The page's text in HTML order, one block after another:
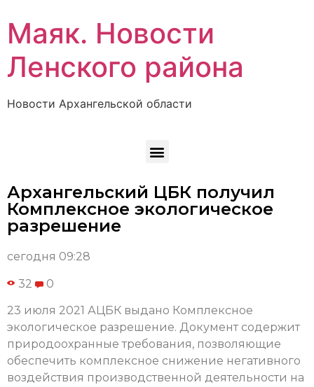
Маяк. Новости
Ленского района
Новости Архангельской области
Архангельский ЦБК получил
Комплексное экологическое
разрешение
сегодня 09:28
32 0
23 июля 2021 АЦБК выдано Комплексное
экологическое разрешение. Документ содержит
природоохранные требования, позволяющие
обеспечить комплексное снижение негативного
воздействия производственной деятельности на